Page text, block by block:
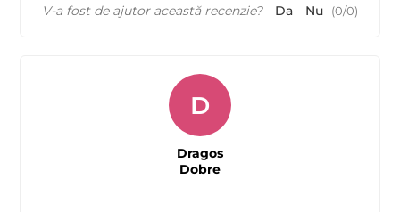
V-a fost de ajutor această recenzie? Da Nu (0/0)
D
Dragos
Dobre